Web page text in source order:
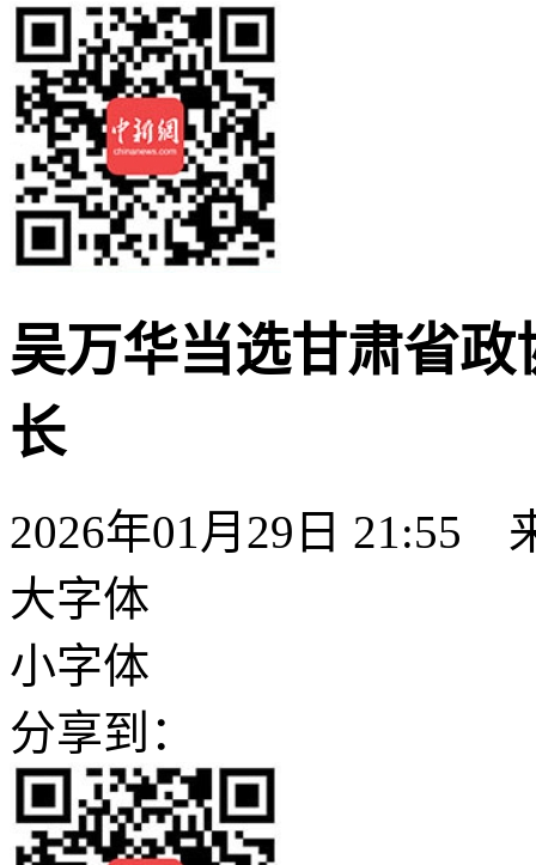
吴万华当选甘肃省
长
2026年01月29日 21:55
大字体
小字体
分享到：